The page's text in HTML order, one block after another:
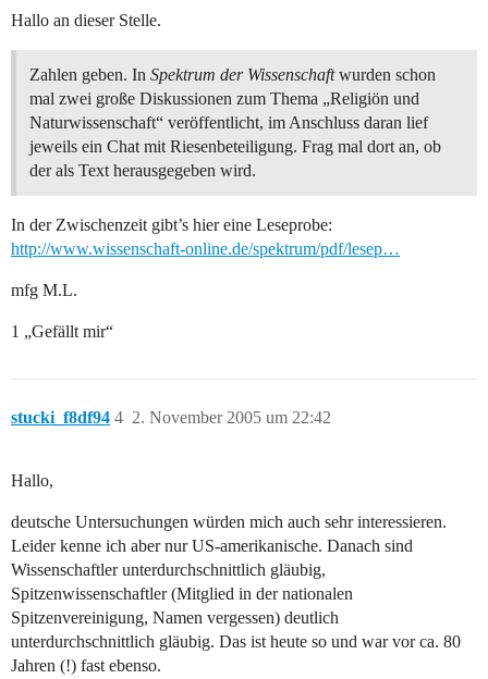
Hallo an dieser Stelle.
Zahlen geben. In Spektrum der Wissenschaftwurden schon
mal zwei große Diskussionen zum Thema „Religiön und
Naturwissenschaft“ veröffentlicht, im Anschluss daran lief
jeweils ein Chat mit Riesenbeteiligung. Frag mal dort an, ob
der als Text herausgegeben wird.
In der Zwischenzeit gibt’s hier eine Leseprobe:
http://www.wissenschaft-online.de/spektrum/pdf/lesep…
mfg M.L.
1 „Gefällt mir“
stucki_f8df94 2. November 2005 um 22:42
4
Hallo,
deutsche Untersuchungen würden mich auch sehr interessieren.
Leider kenne ich aber nur US-amerikanische. Danach sind
Wissenschaftler unterdurchschnittlich gläubig,
Spitzenwissenschaftler (Mitglied in der nationalen
Spitzenvereinigung, Namen vergessen) deutlich
unterdurchschnittlich gläubig. Das ist heute so und war vor ca. 80
Jahren (!) fast ebenso.